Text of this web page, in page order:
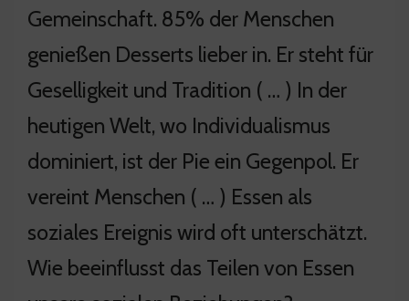
Gemeinschaft. 85% der Menschen
genießen Desserts lieber in. Er steht für
Geselligkeit und Tradition ( … ) In der
heutigen Welt, wo Individualismus
dominiert, ist der Pie ein Gegenpol. Er
vereint Menschen ( … ) Essen als
soziales Ereignis wird oft unterschätzt.
Wie beeinflusst das Teilen von Essen